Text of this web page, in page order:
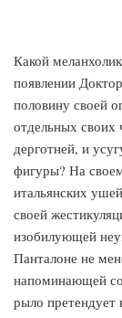
Какой
появлении
половину своей
отдельных своих
дерготней, и
фигуры? На
итальянских
своей
изобилующей
Панталоне не
напоминающей
рыло